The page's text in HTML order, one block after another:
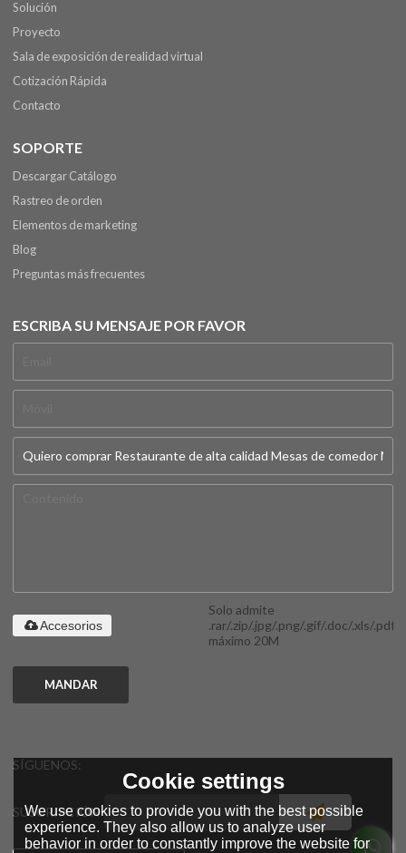
Solución
Proyecto
Sala de exposición de realidad virtual
Cotización Rápida
Contacto
SOPORTE
Descargar Catálogo
Rastreo de orden
Elementos de marketing
Blog
Preguntas más frecuentes
ESCRIBA SU MENSAJE POR FAVOR
Solo admite
.rar/.zip/.jpg/.png/.gif/.doc/.xls/.pdf,
máximo 20M
Accesorios
MANDAR
SÍGUENOS:
SUSCRIPCIÓN
Cookie settings
We use cookies to provide you with the best possible
experience. They also allow us to analyze user
behavior in order to constantly improve the website for